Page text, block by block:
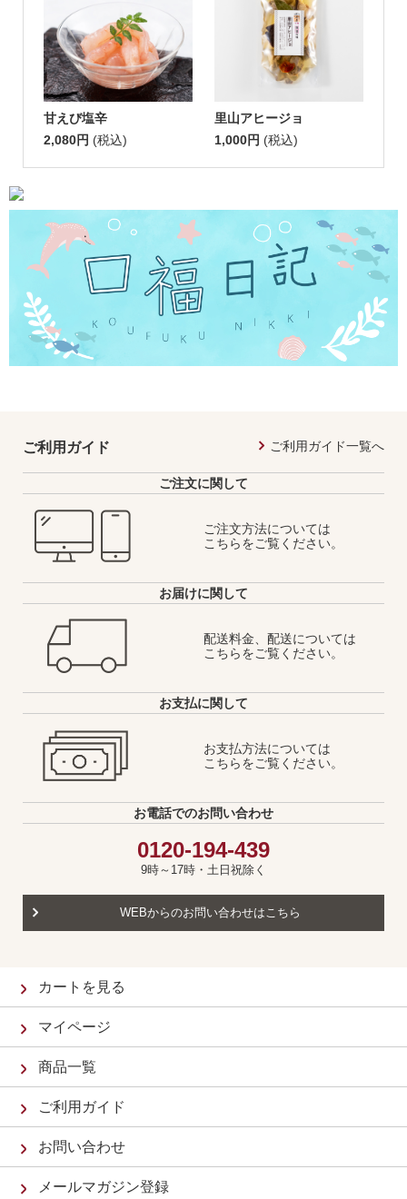
甘えび塩辛
2,080円 (税込)
里山アヒージョ
1,000円 (税込)
ご利用ガイド ご利用ガイド一覧へ
ご注文に関して
ご注文方法については
こちらをご覧ください。
お届けに関して
配送料金、配送については
こちらをご覧ください。
お支払に関して
お支払方法については
こちらをご覧ください。
お電話でのお問い合わせ
0120-194-439
9時～17時・土日祝除く
WEBからのお問い合わせはこちら
カートを見る
マイページ
商品一覧
ご利用ガイド
お問い合わせ
メールマガジン登録